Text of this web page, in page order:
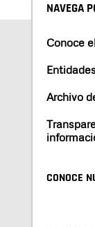
NAVEGA
Conoce
Archivo
CONOCE